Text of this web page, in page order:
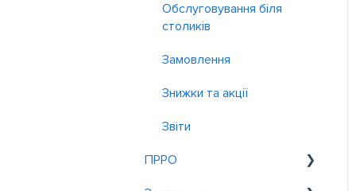
Обслуговування біля
столиків
Замовлення
Знижки та акції
Звiти
ПРРО